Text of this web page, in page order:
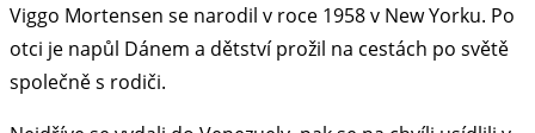
Viggo Mortensen se narodil v roce 1958 v New Yorku. Po
otci je napůl Dánem a dětství prožil na cestách po světě
společně s rodiči.